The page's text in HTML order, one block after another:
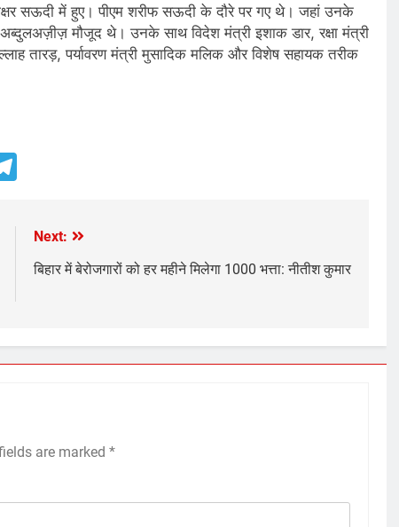
सऊदी में हुए। पीएम शरीफ सऊदी के दौरे पर गए थे। जहां उनके
अब्दुलअज़ीज़ मौजूद थे। उनके साथ विदेश मंत्री इशाक डार, रक्षा मंत्री
तारड़, पर्यावरण मंत्री मुसादिक मलिक और विशेष सहायक तरीक
Next:
बिहार में बेरोजगारों को हर महीने मिलेगा 1000 भत्ता: नीतीश कुमार
are marked *